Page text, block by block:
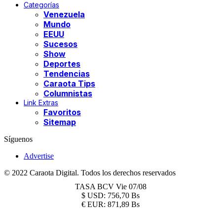
Categorías
Venezuela
Mundo
EEUU
Sucesos
Show
Deportes
Tendencias
Caraota Tips
Columnistas
Link Extras
Favoritos
Sitemap
Síguenos
Advertise
© 2022 Caraota Digital. Todos los derechos reservados
TASA BCV Vie 07/08
$ USD: 756,70 Bs
€ EUR: 871,89 Bs